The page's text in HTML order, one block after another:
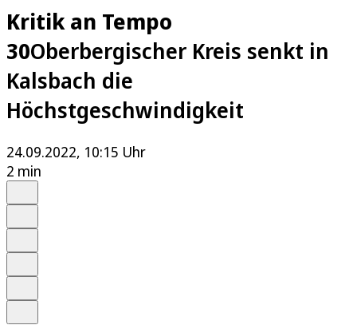
Kritik an Tempo
30Oberbergischer Kreis senkt in
Kalsbach die
Höchstgeschwindigkeit
24.09.2022, 10:15 Uhr
2 min